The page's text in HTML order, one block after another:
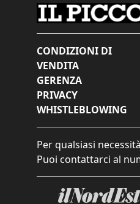
CONDIZIONI DI
VENDITA
GERENZA
PRIVACY
WHISTLEBLOWING
Per qualsiasi
Puoi contattarci al